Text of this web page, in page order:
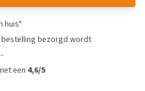
huis*
bestelling bezorgd wordt
een 4,6/5